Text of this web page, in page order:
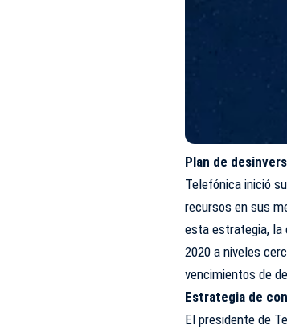
Plan de
Telefónica inició
recursos en sus
esta estrategia, la
2020 a niveles
vencimientos de
Estrategia de
El presidente de